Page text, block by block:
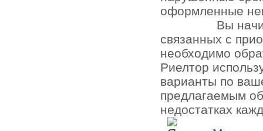
оформленные
Вы
связанных с
необходимо
Риелтор
варианты по
предлагаемым
недостатках